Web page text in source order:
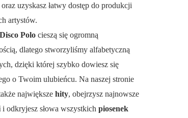
uzyskasz łatwy dostęp do produkcji
artystów.
Polo cieszą się ogromną
dlatego stworzyliśmy alfabetyczną
dzięki której szybko dowiesz się
o Twoim ulubieńcu. Na naszej stronie
największe hity, obejrzysz najnowsze
i odkryjesz słowa wszystkich piosenek